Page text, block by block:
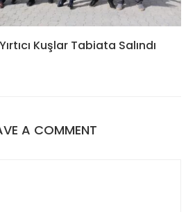
Kuşlar Tabiata Salındı
A COMMENT